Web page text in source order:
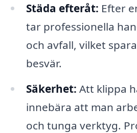
Städa efteråt: Efter
tar professionella
och avfall, vilket
besvär.
Säkerhet: Att klippa
innebära att man
och tunga verktyg.